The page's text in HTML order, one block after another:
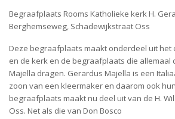
Begraafplaats Rooms Katholieke kerk H.
Berghemseweg, Schadewijkstraat Oss
Deze begraafplaats maakt onderdeel uit het
en de kerk en de begraafplaats die allemaal
Majella dragen. Gerardus Majella is een
zoon van een kleermaker en daarom ook
begraafplaats maakt nu deel uit van de H.
Oss. Net als die van Don Bosco